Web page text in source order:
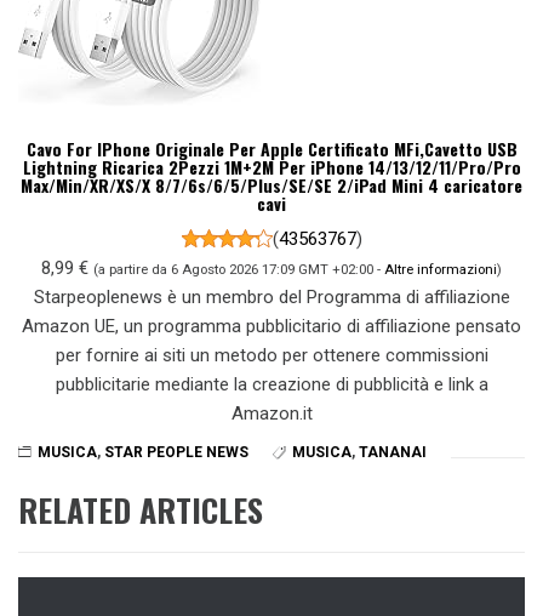
Cavo For IPhone Originale Per Apple Certificato MFi,Cavetto USB
Lightning Ricarica 2Pezzi 1M+2M Per iPhone 14/13/12/11/Pro/Pro
Max/Min/XR/XS/X 8/7/6s/6/5/Plus/SE/SE 2/iPad Mini 4 caricatore
cavi
(43563767)
8,99 € (a partire da 6 Agosto 2026 17:09 GMT +02:00 - Altre informazioni)
Starpeoplenews è un membro del Programma di affiliazione
Amazon UE, un programma pubblicitario di affiliazione pensato
per fornire ai siti un metodo per ottenere commissioni
pubblicitarie mediante la creazione di pubblicità e link a
Amazon.it
MUSICA, STAR PEOPLE NEWS MUSICA, TANANAI
RELATED ARTICLES